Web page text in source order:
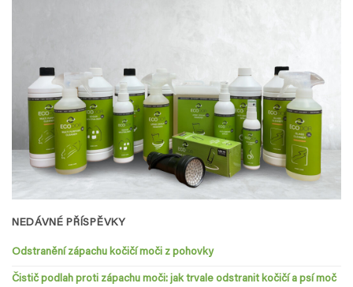
NEDÁVNÉ PŘÍSPĚVKY
Odstranění zápachu kočičí moči z pohovky
Čistič podlah proti zápachu moči: jak trvale odstranit kočičí a psí moč